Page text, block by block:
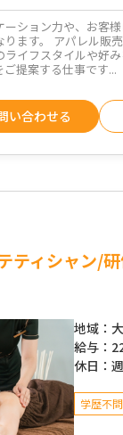
ション力や、お客
ます。 アパレル販
ライフスタイルや好
提案する仕事です...
い合わせる
ティシャン/
地域：
給与：
休日：
学歴不問